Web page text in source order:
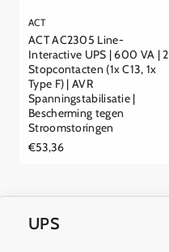
ACT
ACT AC2305 Line-
Interactive UPS | 600 VA | 2
Stopcontacten (1x C13, 1x
Type F) | AVR
Spanningstabilisatie |
Bescherming tegen
Stroomstoringen
Reguliere
€53,36
UPS